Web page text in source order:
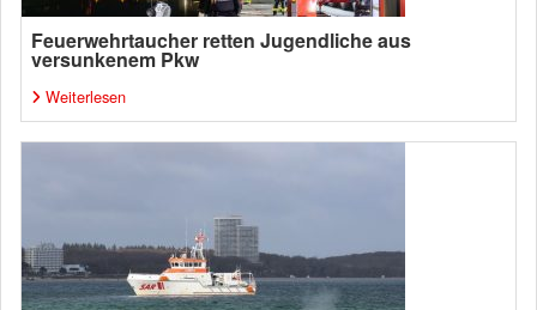
Feuerwehrtaucher retten Jugendliche aus
versunkenem Pkw
Weiterlesen